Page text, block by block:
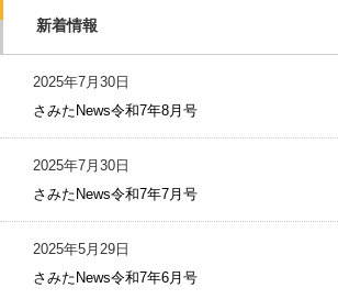
新着情報
2025年7月30日
さみたNews令和7年8月号
2025年7月30日
さみたNews令和7年7月号
2025年5月29日
さみたNews令和7年6月号